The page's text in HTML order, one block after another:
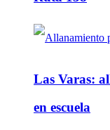
Las Varas:
en escuela